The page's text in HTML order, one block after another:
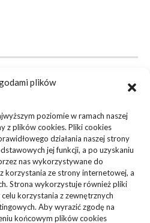
plików
poziomie w ramach naszej
z plików cookies. Pliki cookies
działania naszej strony
jej funkcji, a po uzyskaniu
nas wykorzystywane do
korzystania ze strony internetowej, a
Strona wykorzystuje również pliki
korzystania z zewnętrznych
Aby wyrazić zgodę na
końcowym plików cookies
(94)
(36)